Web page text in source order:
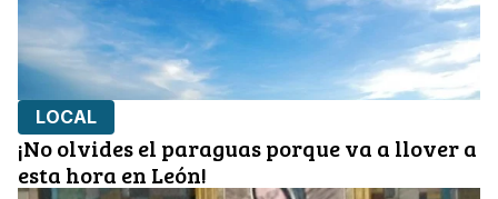
LOCAL
¡No olvides el paraguas porque va a llover a
esta hora en León!